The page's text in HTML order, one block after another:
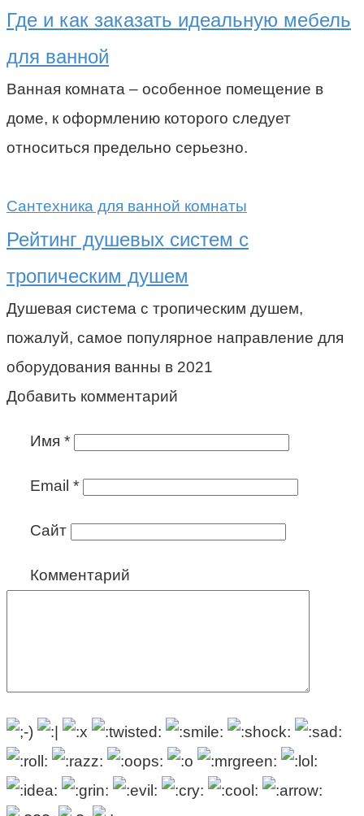
Где и как заказать идеальную мебель
для ванной
Ванная комната – особенное помещение в
доме, к оформлению которого следует
относиться предельно серьезно.
Сантехника для ванной комнаты
Рейтинг душевых систем с
тропическим душем
Душевая система с тропическим душем,
пожалуй, самое популярное направление для
оборудования ванны в 2021
Добавить комментарий
Имя *
Email *
Сайт
Комментарий